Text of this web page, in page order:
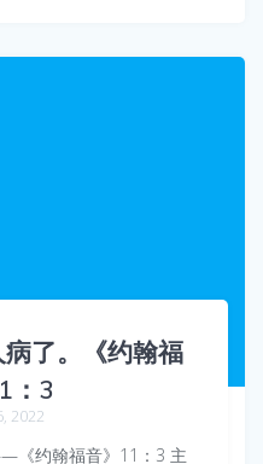
了。《约翰福
：3
2022
《约翰福音》11：3 主